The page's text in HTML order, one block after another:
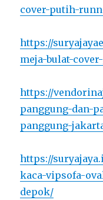
cover-putih-
https://
meja-bulat-
https://
panggung-dan-
panggung-
https://
kaca-vipsofa-
depok/